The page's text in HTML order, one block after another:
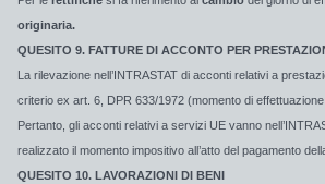
originaria.
QUESITO 9. FATTURE DI ACCONTO PER
La rilevazione nell’INTRASTAT di acconti relativi a
criterio ex art. 6, DPR 633/1972 (momento di effettuazione
Pertanto, gli acconti relativi a servizi UE vanno
realizzato il momento impositivo all’atto del pagamento
QUESITO 10. LAVORAZIONI DI BENI